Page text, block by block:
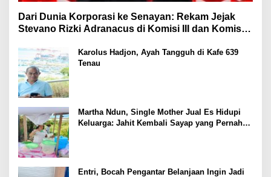
Dari Dunia Korporasi ke Senayan: Rekam Jejak
Stevano Rizki Adranacus di Komisi III dan Komisi X
Karolus Hadjon, Ayah Tangguh di Kafe 639
Tenau
Martha Ndun, Single Mother Jual Es Hidupi
Keluarga: Jahit Kembali Sayap yang Pernah
Entri, Bocah Pengantar Belanjaan Ingin Jadi